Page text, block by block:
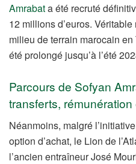
Amrabata été recruté
12 millions d’euros.
milieu de terrain marocain
été prolongé jusqu’à l’été
Parcours de Sofyan
transferts, rémunération
Néanmoins, malgré
option d’achat, le Lion de
l’ancien entraîneur José